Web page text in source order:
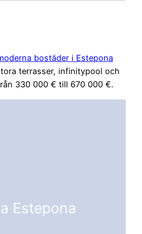
bostäder i Estepona
terrasser, infinitypool och
330 000 € till 670 000 €.
Estepona